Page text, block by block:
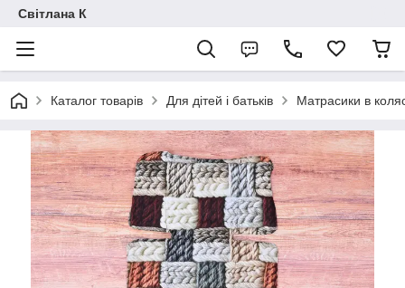
Світлана К
Каталог товарів Для дітей і батьків Матрасики в